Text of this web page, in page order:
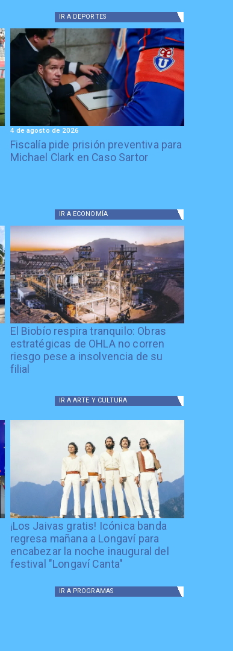
IR A DEPORTES
Fiscalía pide prisión preventiva para
Michael Clark en Caso Sartor
4 de agosto de 2026
IR A ECONOMÍA
El Biobío respira tranquilo: Obras
estratégicas de OHLA no corren
riesgo pese a insolvencia de su
filial
IR A ARTE Y CULTURA
¡Los Jaivas gratis! Icónica banda
regresa mañana a Longaví para
encabezar la noche inaugural del
festival "Longaví Canta"
IR A PROGRAMAS